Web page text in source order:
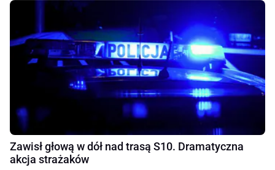
Zawisł głową w dół nad trasą S10. Dramatyczna
akcja strażaków